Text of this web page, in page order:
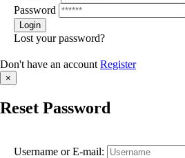
Password
Lost your password?
Don't have an account Register
×
Reset Password
Username or E-mail: